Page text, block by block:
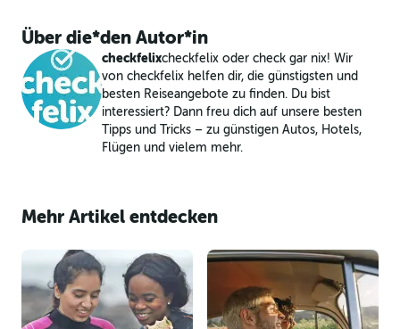
Über die*den Autor*in
checkfelixcheckfelix oder check gar nix! Wir
von checkfelix helfen dir, die günstigsten und
besten Reiseangebote zu finden. Du bist
interessiert? Dann freu dich auf unsere besten
Tipps und Tricks – zu günstigen Autos, Hotels,
Flügen und vielem mehr.
Mehr Artikel entdecken